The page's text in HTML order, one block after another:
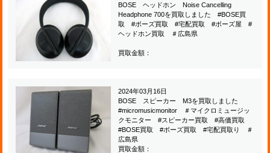
BOSE ヘッドホン Noise Cancelling
Headphone 700を買取しました #BOSE買
取 #ボーズ買取 #宅配買取 #ボーズ屋 #
ヘッドホン買取 ＃広島県
買取金額：
2024年03月16日
BOSE スピーカー M3を買取しました
#micromusicmonitor ＃マイクロミュージッ
クモニター #スピーカー買取 #高価買取
#BOSE買取 #ボーズ買取 #宅配買取り ＃
広島県
買取金額：